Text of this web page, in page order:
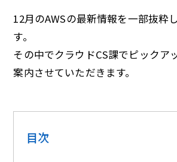
12月のAWSの最新情報を一部抜粋
す。
その中でクラウドCS課でピックア
案内させていただきます。
目次